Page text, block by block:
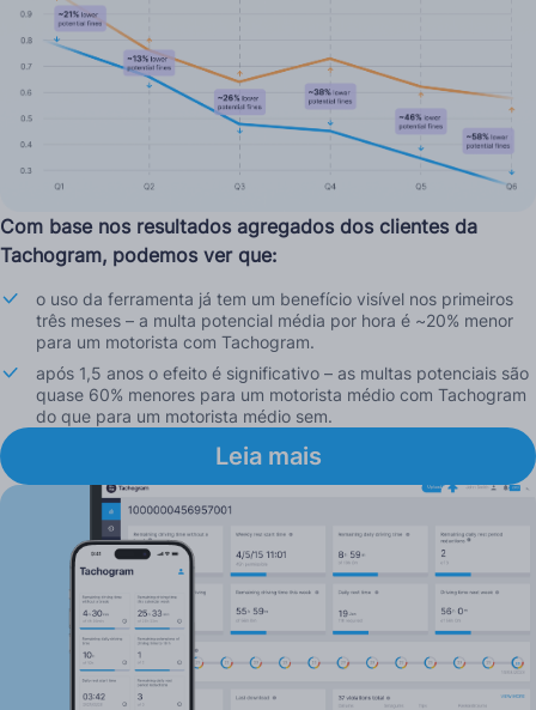
Com base nos resultados agregados dos clientes da
Tachogram, podemos ver que:
o uso da ferramenta já tem um benefício visível nos primeiros
três meses – a multa potencial média por hora é ~20% menor
para um motorista com Tachogram.
após 1,5 anos o efeito é significativo – as multas potenciais são
quase 60% menores para um motorista médio com Tachogram
do que para um motorista médio sem.
Leia mais